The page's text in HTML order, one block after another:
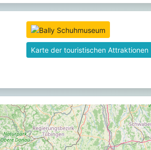
Karte der touristischen Attraktionen